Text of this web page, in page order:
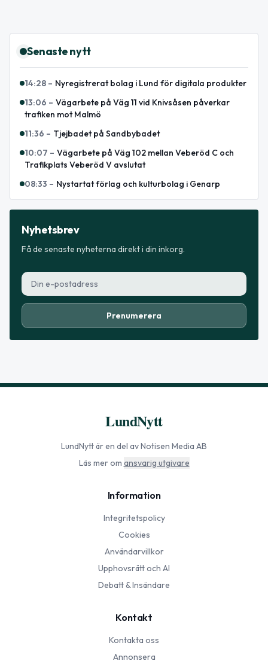
Senaste nytt
14:28 – Nyregistrerat bolag i Lund för digitala produkter
13:06 – Vägarbete på Väg 11 vid Knivsåsen påverkar
trafiken mot Malmö
11:36 – Tjejbadet på Sandbybadet
10:07 – Vägarbete på Väg 102 mellan Veberöd C och
Trafikplats Veberöd V avslutat
08:33 – Nystartat förlag och kulturbolag i Genarp
Nyhetsbrev
Få de senaste nyheterna direkt i din inkorg.
Prenumerera
LundNytt
LundNyttär en del av Notisen Media AB
Läs mer om ansvarig utgivare
Information
Integritetspolicy
Cookies
Användarvillkor
Upphovsrätt och AI
Debatt & Insändare
Kontakt
Kontakta oss
Annonsera